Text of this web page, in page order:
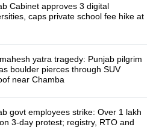
Cabinet approves 3 digital
caps private school fee hike at
yatra tragedy: Punjab pilgrim
boulder pierces through SUV
near Chamba
govt employees strike: Over 1 lakh
3-day protest; registry, RTO and